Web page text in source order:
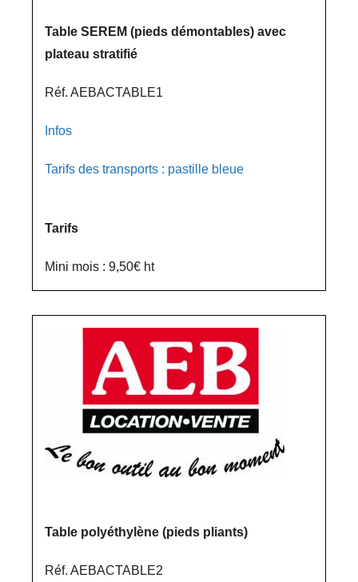
Table SEREM (pieds démontables) avec
plateau stratifié
Réf. AEBACTABLE1
Infos
Tarifs des transports : pastille bleue
Tarifs
Mini mois : 9,50€ ht
Table polyéthylène (pieds pliants)
Réf. AEBACTABLE2